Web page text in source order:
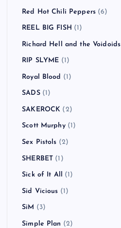
Red Hot Chili Peppers (6)
REEL BIG FISH (1)
Richard Hell and the Voidoids
RIP SLYME (1)
Royal Blood (1)
SADS(1)
SAKEROCK (2)
Scott Murphy(1)
Sex Pistols (2)
SHERBET (1)
Sick of It All (1)
Sid Vicious (1)
SiM (3)
Simple Plan (2)